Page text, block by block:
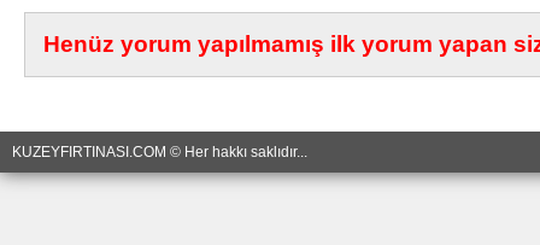
Henüz yorum yapılmamış ilk yorum yapan
KUZEYFIRTINASI.COM © Her hakkı saklıdır...